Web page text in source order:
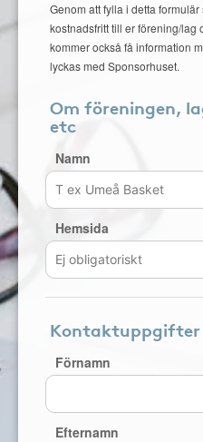
Genom att fylla i detta
kostnadsfritt till er förening/lag
kommer också få information
lyckas med Sponsorhuset.
Om föreningen,
etc
Namn
Hemsida
Kontaktuppgifter
Förnamn
Efternamn